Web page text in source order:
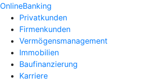
OnlineBanking
Privatkunden
Firmenkunden
Vermögensmanagement
Immobilien
Baufinanzierung
Karriere